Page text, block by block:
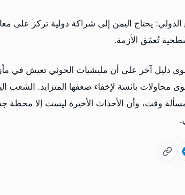
يحتاج اليمن إلى شراكة دولية تركز على
تُعمّق الأزمة.
دليل آخر على أن مليشيات الحوثي تعيش في
بائسة لإخفاء ضعفها المتزايد. الشعب
وقت، وأن الأحداث الأخيرة ليست إلا